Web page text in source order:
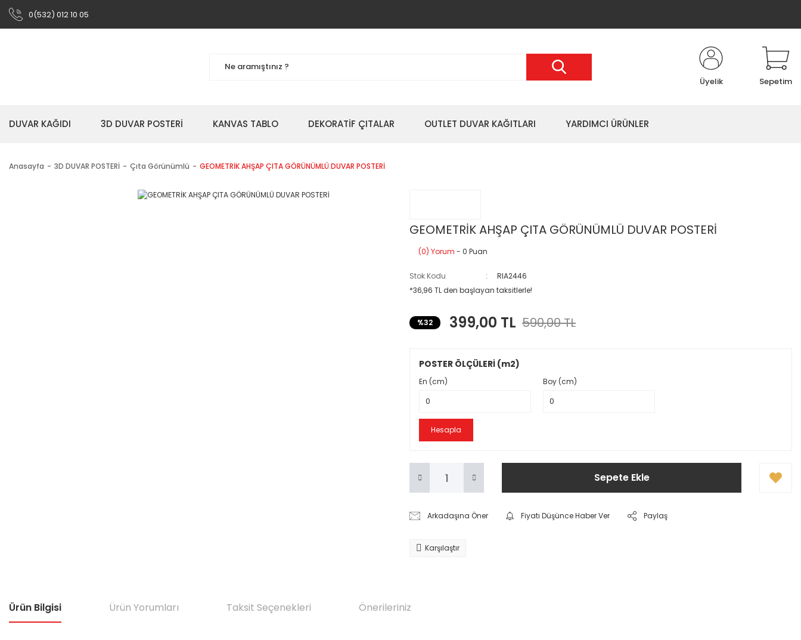
0(532) 012 10 05
Üyelik Sepetim
DUVAR KAĞIDI 3D DUVAR POSTERİ KANVAS TABLO DEKORATİF ÇITALAR OUTLET DUVAR KAĞITLARI YARDIMCI ÜRÜNLER
Anasayfa 3D DUVAR POSTERİ Çıta Görünümlü GEOMETRİK AHŞAP ÇITA GÖRÜNÜMLÜ DUVAR POSTERİ
GEOMETRİK AHŞAP ÇITA GÖRÜNÜMLÜ DUVAR POSTERİ
(0) Yorum - 0 Puan
Stok Kodu
RIA2446
*36,96 TL den başlayan taksitlerle!
%32 399,00 TL 590,00 TL
POSTER ÖLÇÜLERİ (m2)
En (cm) Boy (cm)
Hesapla
Sepete Ekle
Arkadaşına Öner Fiyatı Düşünce Haber Ver Paylaş
Karşılaştır
Ürün Bilgisi Ürün Yorumları Taksit Seçenekleri Önerileriniz